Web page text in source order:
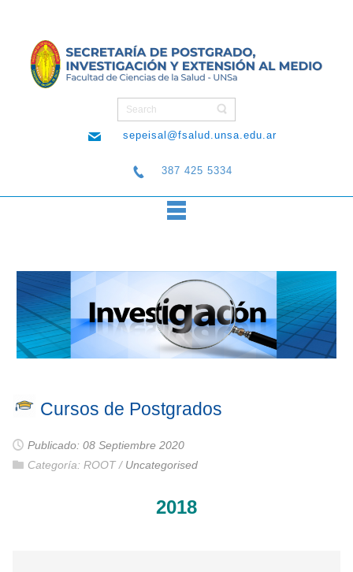
sepeisal@fsalud.unsa.edu.ar
387 425 5334
Cursos de Postgrados
Publicado: 08 Septiembre 2020
Categoría: ROOT/ Uncategorised
2018